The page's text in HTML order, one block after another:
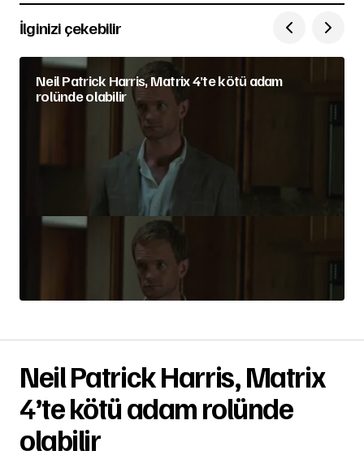
İlginizi çekebilir
Neil Patrick Harris, Matrix 4’te kötü adam
rolünde olabilir
Neil Patrick Harris, Matrix
4’te kötü adam rolünde
olabilir